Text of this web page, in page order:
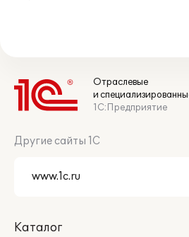
Отраслевые
и
1С:Предприятие
Другие сайты 1С
Каталог